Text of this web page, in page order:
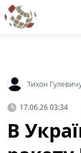
Тихон
17.06.26 03:34
В